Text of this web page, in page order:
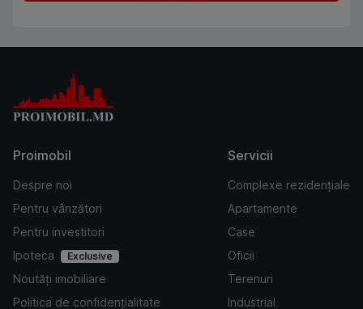
Proimobil
Despre noi
Pentru vânzători
Pentru investitori
Ipoteca
Exclusive
Noutăți imobiliare
Politica de confidențialitate
Servicii
Complexe rezidențiale
Apartamente
Case
Oficii
Terenuri
Industrial